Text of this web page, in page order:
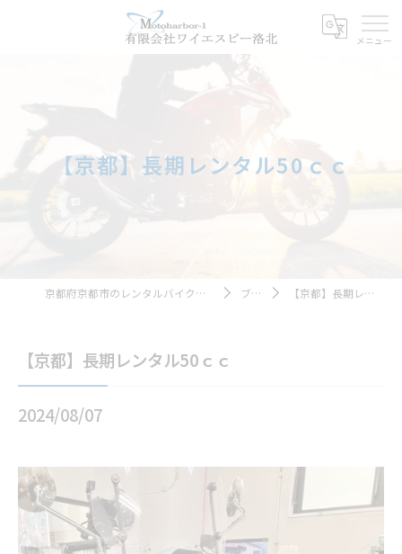
【京都】長期レンタル50ｃｃ
京都府京都市のレンタルバイクならモトハーバー１ ブログ 【京都】長期レンタル50ｃｃ
【京都】長期レンタル50ｃｃ
2024/08/07